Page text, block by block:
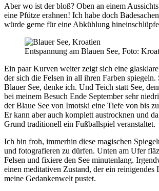
Aber wo ist der bloß? Oben an einem
eine Pfütze erahnen! Ich habe doch
würde gerne für eine Abkühlung
Entspannung am Blauen See, Foto:
Ein paar Kurven weiter zeigt sich eine
der sich die Felsen in all ihren Farben spiegeln.
Blauer See, denke ich. Und Teich statt See,
bei meinem Besuch Ende September sehr
der Blaue See von Imotski eine Tiefe von bis
Er kann aber auch komplett austrocknen und
Grund traditionell ein Fußballspiel veranstaltet.
Ich bin froh, immerhin diese magischen
und fotografieren zu dürfen. Unten am Ufer
Felsen und fixiere den See minutenlang.
einen meditativen Zustand, der ein reinigendes
meine Gedankenwelt pustet.